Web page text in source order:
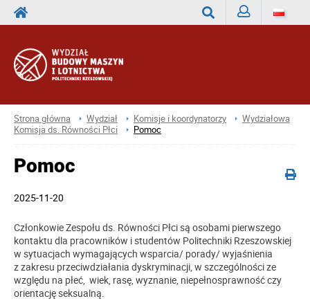
Strona główna Wydział Komisje i koordynatorzy
Wydziałowa
Komisja ds. Równości Płci
Pomoc
Pomoc
2025-11-20
Członkowie Zespołu ds. Równości Płci są osobami pierwszego
kontaktu dla pracowników i studentów Politechniki Rzeszowskiej
w sytuacjach wymagających wsparcia/ porady/ wyjaśnienia
z zakresu przeciwdziałania dyskryminacji, w szczególności ze
względu na płeć, wiek, rasę, wyznanie, niepełnosprawność czy
orientację seksualną.